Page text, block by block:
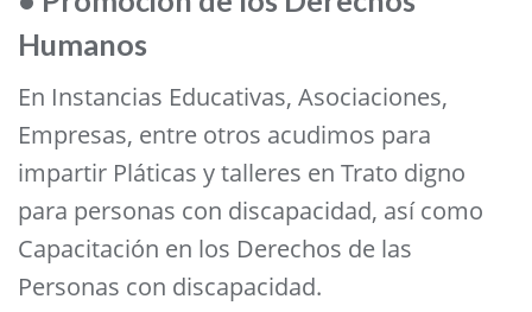
Humanos
En Instancias Educativas, Asociaciones,
Empresas, entre otros acudimos para
impartir Pláticas y talleres en Trato digno
para personas con discapacidad, así como
Capacitación en los Derechos de las
Personas con discapacidad.